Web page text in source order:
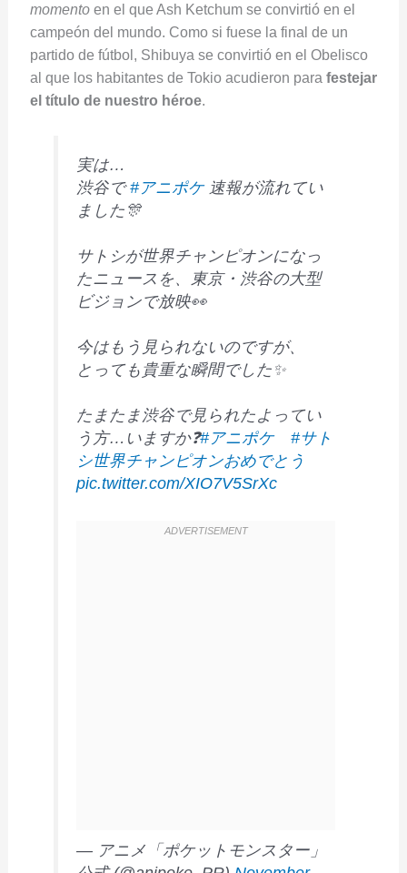
momentoen el que Ash Ketchum se convirtió en el
campeón del mundo. Como si fuese la final de un
partido de fútbol, Shibuya se convirtió en el Obelisco
al que los habitantes de Tokio acudieron para festejar
el título de nuestro héroe.
実は…
渋谷で#アニポケ速報が流れてい
ました🎊
サトシが世界チャンピオンになっ
たニュースを、東京・渋谷の大型
ビジョンで放映👀
今はもう見られないのですが、
とっても貴重な瞬間でした✨
たまたま渋谷で見られたよってい
う方…いますか❓#アニポケ
#サト
シ世界チャンピオンおめでとう
pic.twitter.com/XIO7V5SrXc
— アニメ「ポケットモンスター」